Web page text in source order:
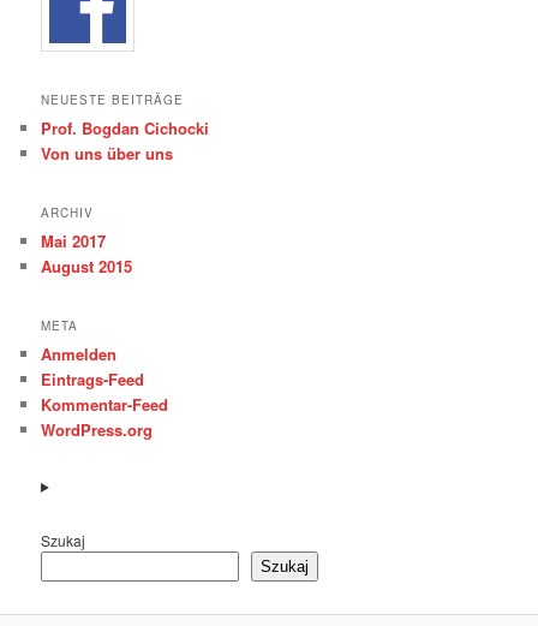
NEUESTE BEITRÄGE
Prof. Bogdan Cichocki
Von uns über uns
ARCHIV
Mai 2017
August 2015
META
Anmelden
Eintrags-Feed
Kommentar-Feed
WordPress.org
Szukaj
Szukaj